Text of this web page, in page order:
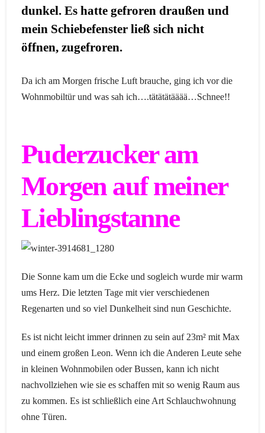
dunkel. Es hatte gefroren draußen und
mein Schiebefenster ließ sich nicht
öffnen, zugefroren.
Da ich am Morgen frische Luft brauche, ging ich vor die
Wohnmobiltür und was sah ich….tätätätääää…Schnee!!
Puderzucker am
Morgen auf meiner
Lieblingstanne
Die Sonne kam um die Ecke und sogleich wurde mir warm
ums Herz. Die letzten Tage mit vier verschiedenen
Regenarten und so viel Dunkelheit sind nun Geschichte.
Es ist nicht leicht immer drinnen zu sein auf 23m² mit Max
und einem großen Leon. Wenn ich die Anderen Leute sehe
in kleinen Wohnmobilen oder Bussen, kann ich nicht
nachvollziehen wie sie es schaffen mit so wenig Raum aus
zu kommen. Es ist schließlich eine Art Schlauchwohnung
ohne Türen.